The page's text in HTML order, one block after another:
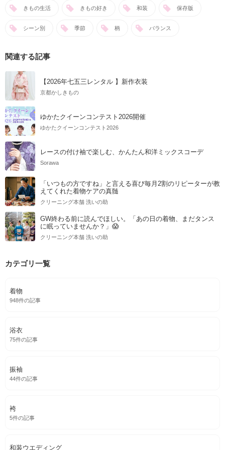
きもの生活 きもの好き 和装 保存版
シーン別 季節 柄 バランス
関連する記事
【2026年七五三レンタル 】新作衣装
京都かしきもの
ゆかたクイーンコンテスト2026開催
ゆかたクイーンコンテスト2026
レースの付け袖で楽しむ、かんたん和洋ミックスコーデ
Sorawa
「いつもの方ですね」と言える喜び毎月2割のリピーターが教
えてくれた着物ケアの真髄
クリーニング本舗 洗いの助
GW終わる前に読んでほしい。「あの日の着物、まだタンス
に眠っていませんか？」😱
クリーニング本舗 洗いの助
カテゴリ一覧
着物
948件の記事
浴衣
75件の記事
振袖
44件の記事
袴
5件の記事
和装ウエディング